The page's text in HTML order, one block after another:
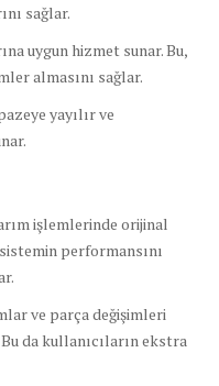
sağlar.
uygun hizmet sunar. Bu,
almasını sağlar.
yayılır ve
işlemlerinde orijinal
performansını
ve parça değişimleri
da kullanıcıların ekstra